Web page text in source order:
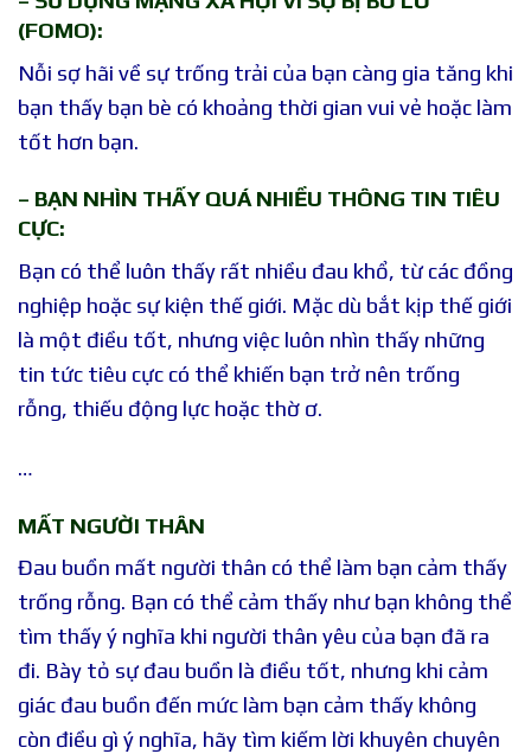
(FOMO):
Nỗi sợ hãi về sự trống trải của bạn càng gia tăng khi
bạn thấy bạn bè có khoảng thời gian vui vẻ hoặc làm
tốt hơn bạn.
– BẠN NHÌN THẤY QUÁ NHIỀU THÔNG TIN TIÊU
CỰC:
Bạn có thể luôn thấy rất nhiều đau khổ, từ các đồng
nghiệp hoặc sự kiện thế giới. Mặc dù bắt kịp thế giới
là một điều tốt, nhưng việc luôn nhìn thấy những
tin tức tiêu cực có thể khiến bạn trở nên trống
rỗng, thiếu động lực hoặc thờ ơ.
…
MẤT NGƯỜI THÂN
Đau buồn mất người thân có thể làm bạn cảm thấy
trống rỗng. Bạn có thể cảm thấy như bạn không thể
tìm thấy ý nghĩa khi người thân yêu của bạn đã ra
đi. Bày tỏ sự đau buồn là điều tốt, nhưng khi cảm
giác đau buồn đến mức làm bạn cảm thấy không
còn điều gì ý nghĩa, hãy tìm kiếm lời khuyên chuyên